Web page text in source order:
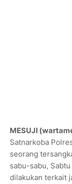
MESUJI
Satnarkoba
seorang
sabu-sabu,
dilakukan terkait